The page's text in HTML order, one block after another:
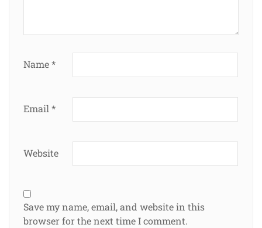
Name*
Email *
Website
Save my name, email, and website in this
browser for the next time I comment.